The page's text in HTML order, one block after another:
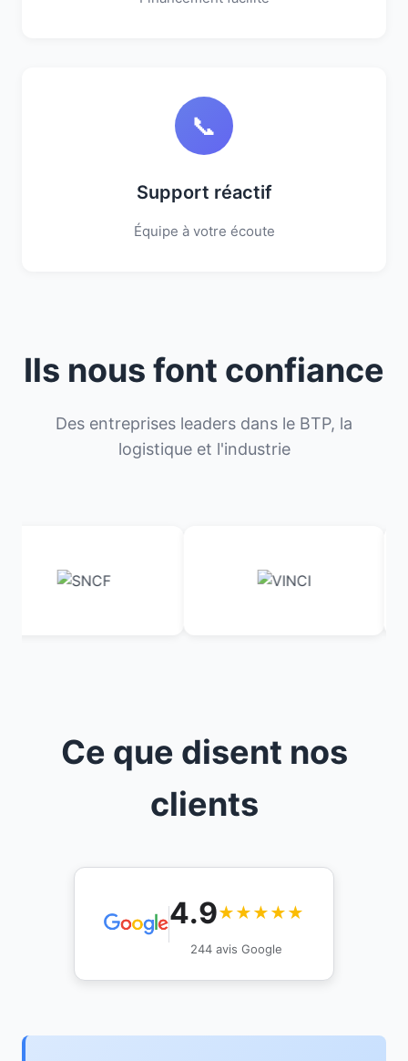
📞
Support réactif
Équipe à votre écoute
Ils nous font confiance
Des entreprises leaders dans le BTP, la
logistique et l'industrie
Ce que disent nos
clients
4.9★★★★★
244 avis Google